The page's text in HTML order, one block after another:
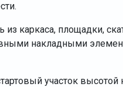
из каркаса, площадки,
накладными
участок